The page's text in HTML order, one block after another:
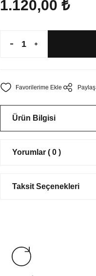
1.120,00 ₺
Paylaş
Ürün Bilgisi
Yorumlar ( 0 )
Taksit Seçenekleri